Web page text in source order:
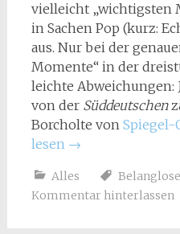
vielleicht „wichtigsten
in Sachen Pop (kurz:
aus. Nur bei der
Momente“ in der
leichte Abweichungen:
von der Süddeutschen
Borcholte von Spiegel-
lesen →
Alles
Kommentar hinterlassen